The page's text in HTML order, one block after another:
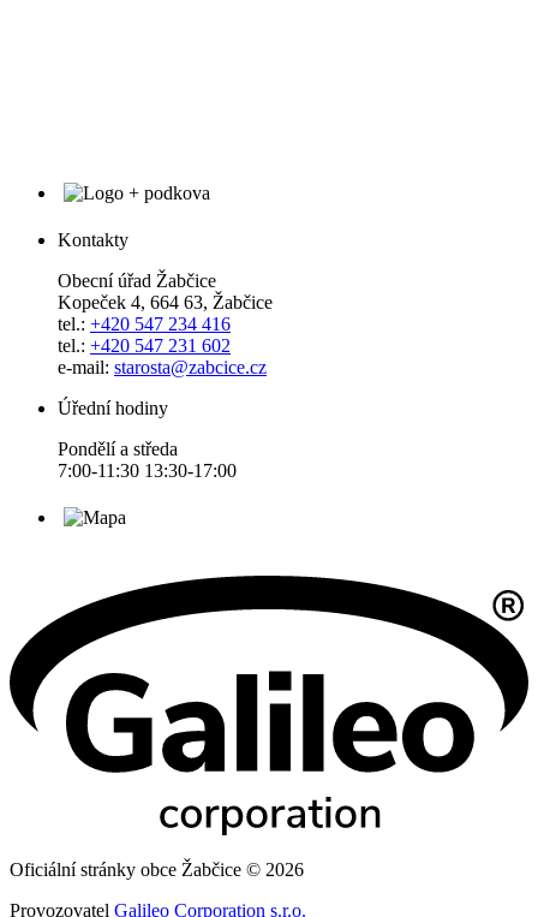
Kontakty
Obecní úřad Žabčice
Kopeček 4, 664 63, Žabčice
tel.: +420 547 234 416
tel.: +420 547 231 602
e-mail: starosta@zabcice.cz
Úřední hodiny
Pondělí a středa
7:00-11:30 13:30-17:00
Oficiální stránky obce Žabčice © 2026
Provozovatel Galileo Corporation s.r.o.